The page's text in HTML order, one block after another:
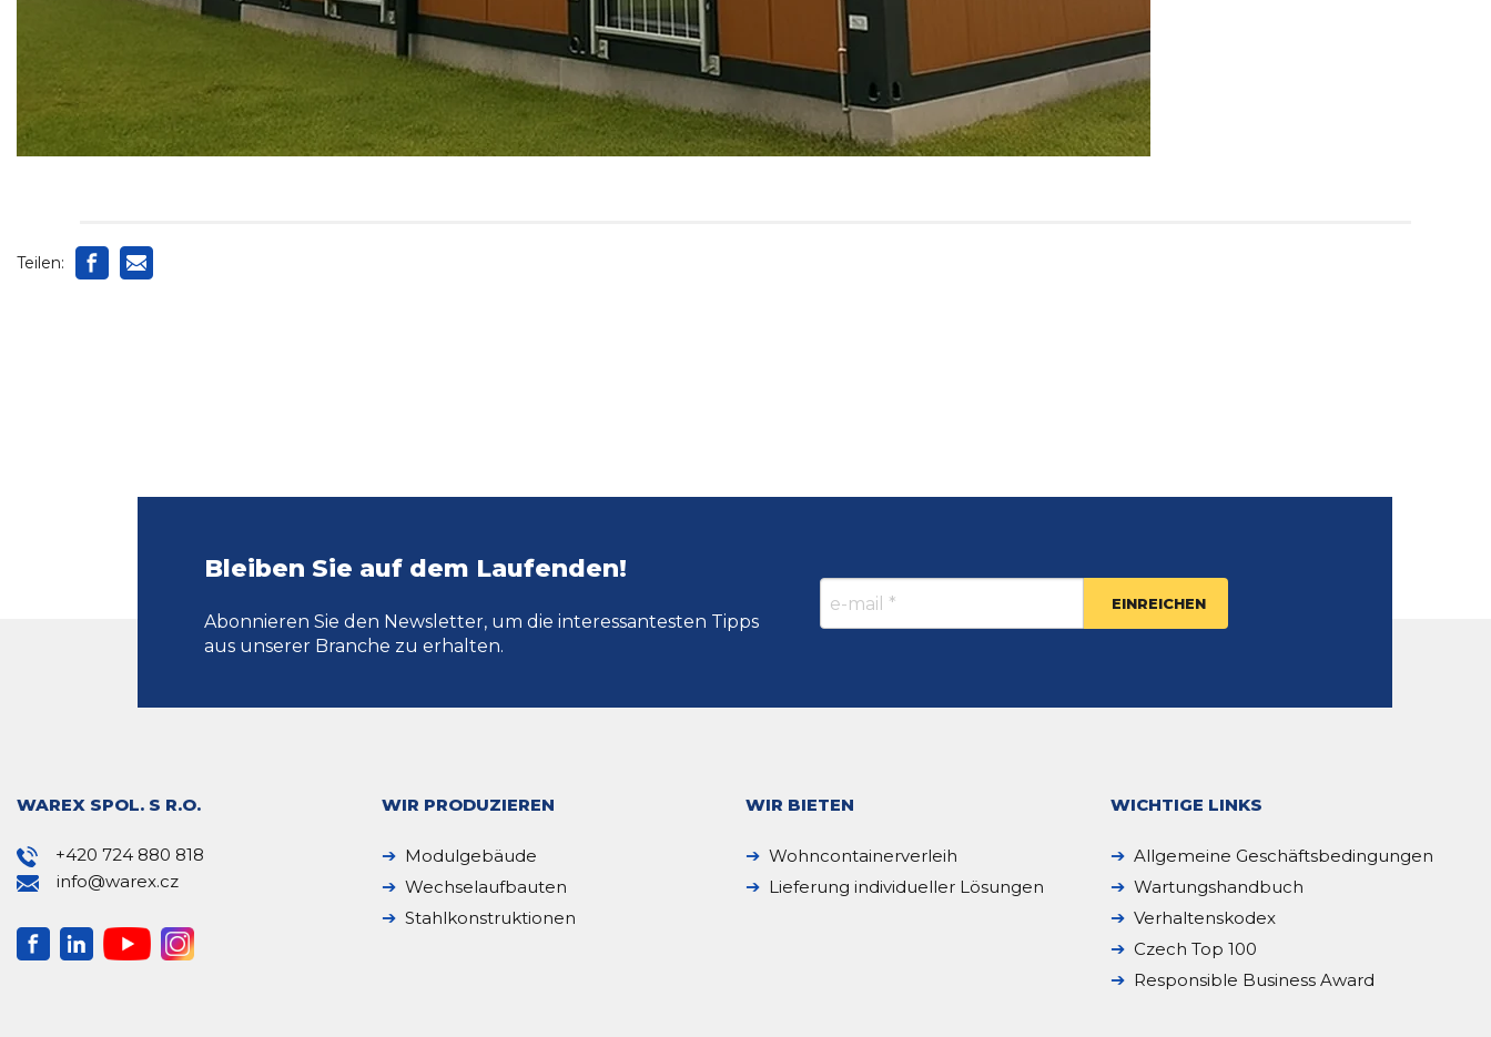
Teilen:
Bleiben Sie auf dem Laufenden!
Abonnieren Sie den Newsletter, um die interessantesten Tipps
aus unserer Branche zu erhalten.
WAREX SPOL. S R.O.
+420 724 880 818
info@warex.cz
WIR PRODUZIEREN
Modulgebäude
Wechselaufbauten
Stahlkonstruktionen
WIR BIETEN
Wohncontainerverleih
Lieferung individueller Lösungen
WICHTIGE LINKS
Allgemeine Geschäftsbedingungen
Wartungshandbuch
Verhaltenskodex
Czech Top 100
Responsible Business Award